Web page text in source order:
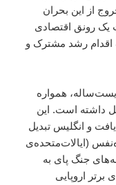
از این بحران
یک رونق اقتصادی
اقدام رشد مشترک و
همواره
داشته است. این
و انگلیس تبدیل
(ایالات‌متحده‌ی
جنگ پای به
اروپایی